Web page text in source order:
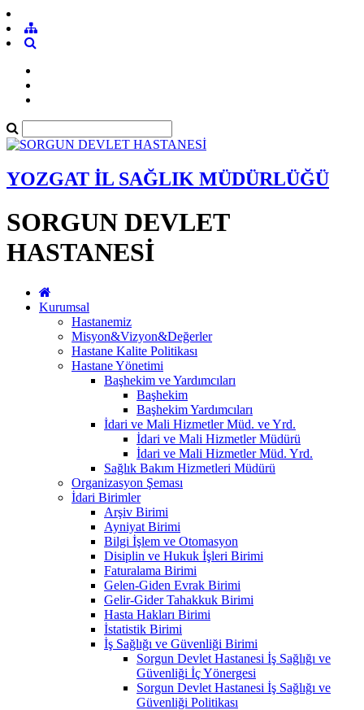
YOZGAT İL SAĞLIK MÜDÜRLÜĞÜ
SORGUN DEVLET
HASTANESİ
Kurumsal
Hastanemiz
Misyon&Vizyon&Değerler
Hastane Kalite Politikası
Hastane Yönetimi
Başhekim ve Yardımcıları
Başhekim
Başhekim Yardımcıları
İdari ve Mali Hizmetler Müd. ve Yrd.
İdari ve Mali Hizmetler Müdürü
İdari ve Mali Hizmetler Müd. Yrd.
Sağlık Bakım Hizmetleri Müdürü
Organizasyon Şeması
İdari Birimler
Arşiv Birimi
Ayniyat Birimi
Bilgi İşlem ve Otomasyon
Disiplin ve Hukuk İşleri Birimi
Faturalama Birimi
Gelen-Giden Evrak Birimi
Gelir-Gider Tahakkuk Birimi
Hasta Hakları Birimi
İstatistik Birimi
İş Sağlığı ve Güvenliği Birimi
Sorgun Devlet Hastanesi İş Sağlığı ve
Güvenliği İç Yönergesi
Sorgun Devlet Hastanesi İş Sağlığı ve
Güvenliği Politikası